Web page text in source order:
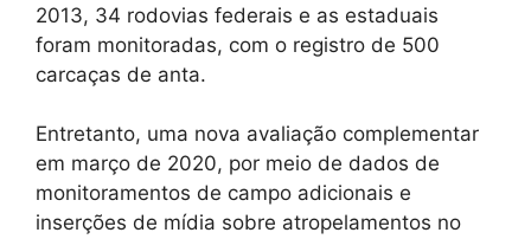
2013, 34 rodovias federais e as estaduais
foram monitoradas, com o registro de 500
carcaças de anta.
Entretanto, uma nova avaliação complementar
em março de 2020, por meio de dados de
monitoramentos de campo adicionais e
inserções de mídia sobre atropelamentos no